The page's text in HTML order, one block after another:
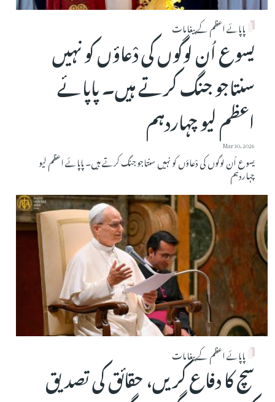
پاپائے اعظم کے پیغامات
یسوع اُن لوگوں کی دْعاؤں کو نہیں
سنتاجو جنگ کرتے ہیں۔ پاپائے
اعظم لیو چہاردہم
Mar 30, 2026
یسوع اُن لوگوں کی دْعاؤں کو نہیں سنتاجو جنگ کرتے ہیں۔ پاپائے اعظم لیو
چہاردہم
پاپائے اعظم کے پیغامات
سچ کا دفاع کریں، حقائق کی تصدیق